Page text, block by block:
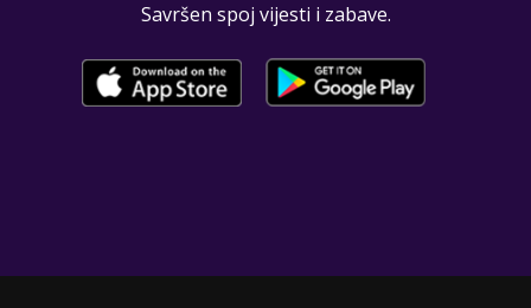
Savršen spoj vijesti i zabave.